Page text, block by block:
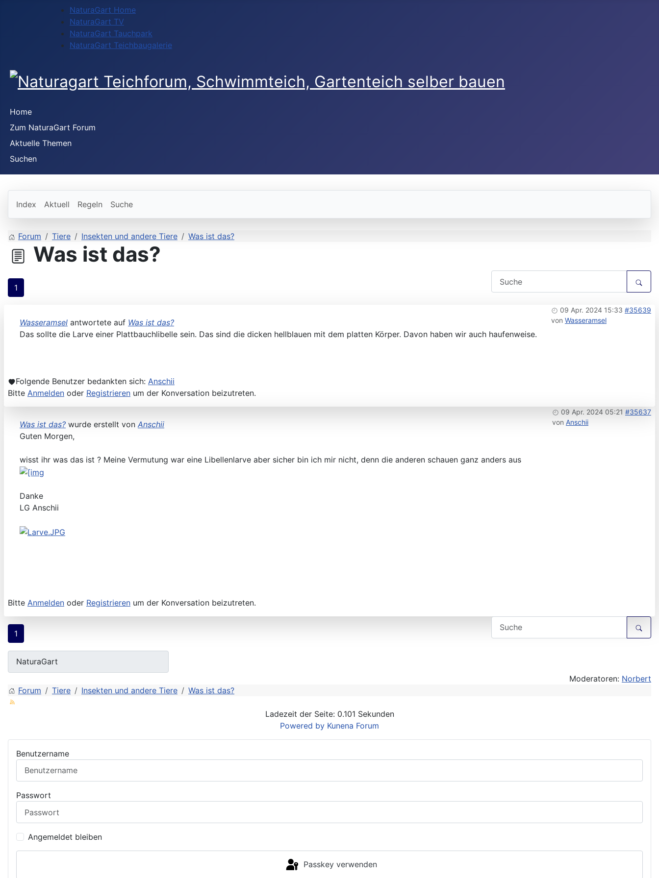
NaturaGart Home
NaturaGart TV
NaturaGart Tauchpark
NaturaGart Teichbaugalerie
Home
Zum NaturaGart Forum
Aktuelle Themen
Suchen
Index Aktuell Regeln Suche
Forum Tiere Insekten und andere Tiere Was ist das?
Was ist das?
1
09 Apr. 2024 15:33 #35639
von Wasseramsel
Wasseramsel antwortete auf Was ist das?
Das sollte die Larve einer Plattbauchlibelle sein. Das sind die dicken hellblauen mit dem platten Körper. Davon haben wir auch haufenweise.
Folgende Benutzer bedankten sich: Anschii
Bitte Anmelden oder Registrieren um der Konversation beizutreten.
09 Apr. 2024 05:21 #35637
von Anschii
Was ist das? wurde erstellt von Anschii
Guten Morgen,
wisst ihr was das ist ? Meine Vermutung war eine Libellenlarve aber sicher bin ich mir nicht, denn die anderen schauen ganz anders aus
Danke
LG Anschii
Bitte Anmelden oder Registrieren um der Konversation beizutreten.
1
Moderatoren: Norbert
Forum
Tiere Insekten und andere Tiere Was ist das?
Ladezeit der Seite: 0.101 Sekunden
Powered by Kunena Forum
Benutzername
Passwort
Angemeldet bleiben
Passkey verwenden